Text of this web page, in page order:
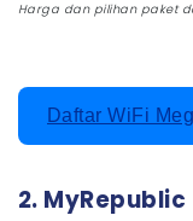
Harga dan pilihan paket
Daftar WiFi
2. MyRepublic